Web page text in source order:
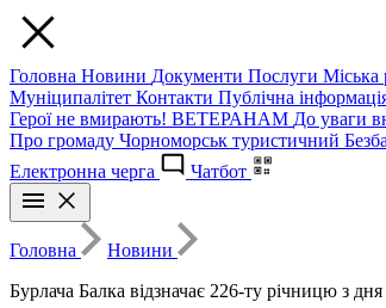
Головна Новини Документи Послуги Міська
Муніципалітет Контакти Публічна
Герої не вмирають! ВЕТЕРАНАМ До уваги
Про громаду Чорноморськ туристичний
Електронна черга
Чатбот
Головна
Новини
Бурлача Балка відзначає 226-ту річницю з